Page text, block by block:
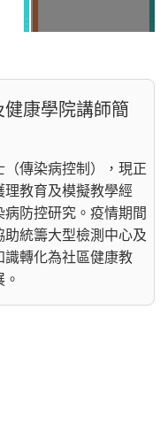
康學院講師簡
傳染病控制），現正
教育及模擬教學經
防控研究。疫情期間
統籌大型檢測中心及
識轉化為社區健康教